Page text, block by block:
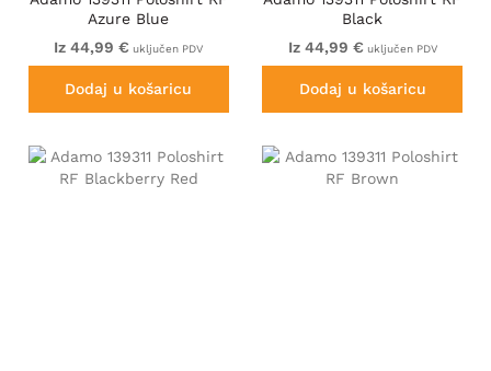
Azure Blue
Iz 44,99 € uključen PDV
Dodaj u košaricu
Black
Iz 44,99 € uključen PDV
Dodaj u košaricu